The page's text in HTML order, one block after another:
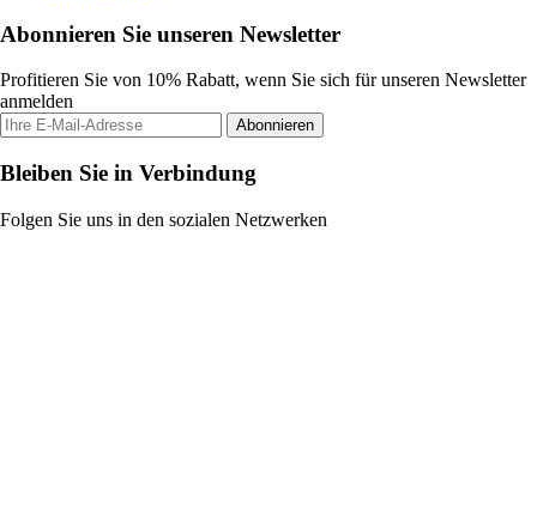
Abonnieren Sie unseren Newsletter
Profitieren Sie von 10% Rabatt, wenn Sie sich für unseren Newsletter
anmelden
Abonnieren
Bleiben Sie in Verbindung
Folgen Sie uns in den sozialen Netzwerken